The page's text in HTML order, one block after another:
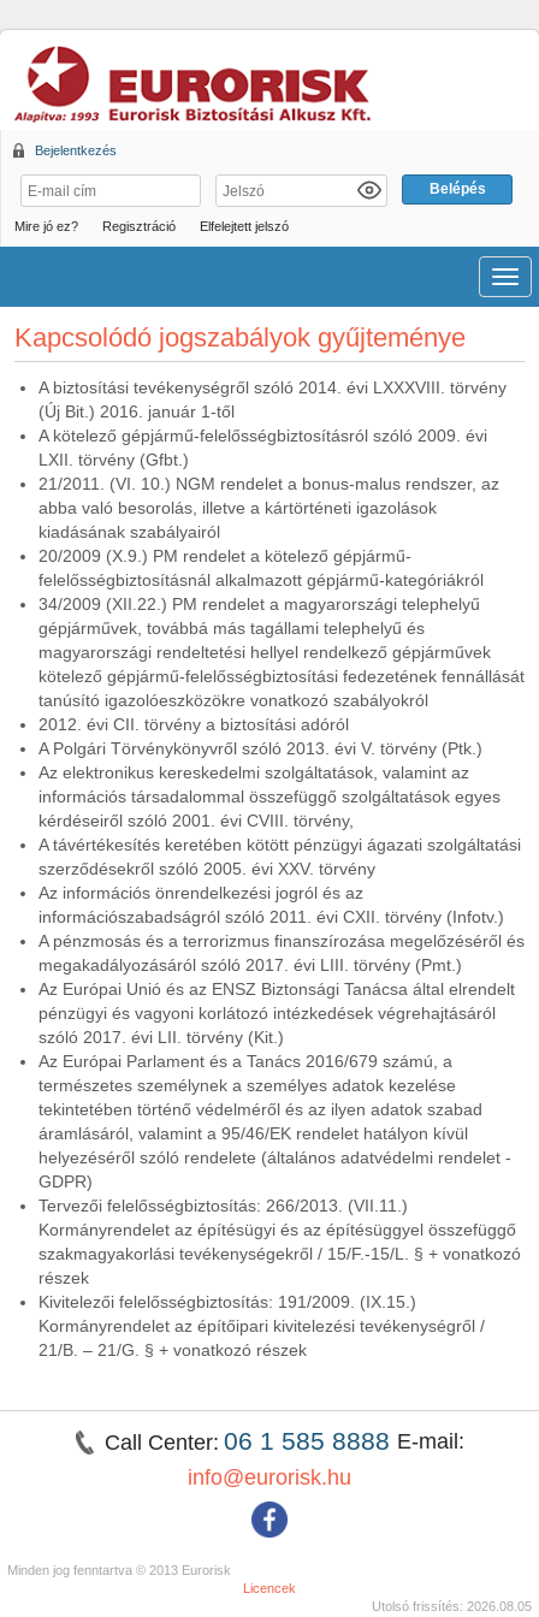
Bejelentkezés
Mire jó ez? Regisztráció Elfelejtett jelszó
Kapcsolódó jogszabályok gyűjteménye
A biztosítási tevékenységről szóló 2014. évi LXXXVIII. törvény
(Új Bit.) 2016. január 1-től
A kötelező gépjármű-felelősségbiztosításról szóló 2009. évi
LXII. törvény (Gfbt.)
21/2011. (VI. 10.) NGM rendelet a bonus-malus rendszer, az
abba való besorolás, illetve a kártörténeti igazolások
kiadásának szabályairól
20/2009 (X.9.) PM rendelet a kötelező gépjármű-
felelősségbiztosításnál alkalmazott gépjármű-kategóriákról
34/2009 (XII.22.) PM rendelet a magyarországi telephelyű
gépjárművek, továbbá más tagállami telephelyű és
magyarországi rendeltetési hellyel rendelkező gépjárművek
kötelező gépjármű-felelősségbiztosítási fedezetének fennállását
tanúsító igazolóeszközökre vonatkozó szabályokról
2012. évi CII. törvény a biztosítási adóról
A Polgári Törvénykönyvről szóló 2013. évi V. törvény (Ptk.)
Az elektronikus kereskedelmi szolgáltatások, valamint az
információs társadalommal összefüggő szolgáltatások egyes
kérdéseiről szóló 2001. évi CVIII. törvény,
A távértékesítés keretében kötött pénzügyi ágazati szolgáltatási
szerződésekről szóló 2005. évi XXV. törvény
Az információs önrendelkezési jogról és az
információszabadságról szóló 2011. évi CXII. törvény (Infotv.)
A pénzmosás és a terrorizmus finanszírozása megelőzéséről és
megakadályozásáról szóló 2017. évi LIII. törvény (Pmt.)
Az Európai Unió és az ENSZ Biztonsági Tanácsa által elrendelt
pénzügyi és vagyoni korlátozó intézkedések végrehajtásáról
szóló 2017. évi LII. törvény (Kit.)
Az Európai Parlament és a Tanács 2016/679 számú, a
természetes személynek a személyes adatok kezelése
tekintetében történő védelméről és az ilyen adatok szabad
áramlásáról, valamint a 95/46/EK rendelet hatályon kívül
helyezéséről szóló rendelete (általános adatvédelmi rendelet -
GDPR)
Tervezői felelősségbiztosítás: 266/2013. (VII.11.)
Kormányrendelet az építésügyi és az építésüggyel összefüggő
szakmagyakorlási tevékenységekről / 15/F.-15/L. § + vonatkozó
részek
Kivitelezői felelősségbiztosítás: 191/2009. (IX.15.)
Kormányrendelet az építőipari kivitelezési tevékenységről /
21/B. – 21/G. § + vonatkozó részek
Call Center: 06 1 585 8888 E-mail:
info@eurorisk.hu
Minden jog fenntartva © 2013 Eurorisk
Licencek
Utolsó frissítés: 2026.08.05